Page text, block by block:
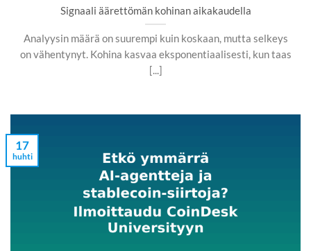
Signaali äärettömän kohinan aikakaudella
Analyysin määrä on suurempi kuin koskaan, mutta selkeys
on vähentynyt. Kohina kasvaa eksponentiaalisesti, kun taas
[...]
17
huhti